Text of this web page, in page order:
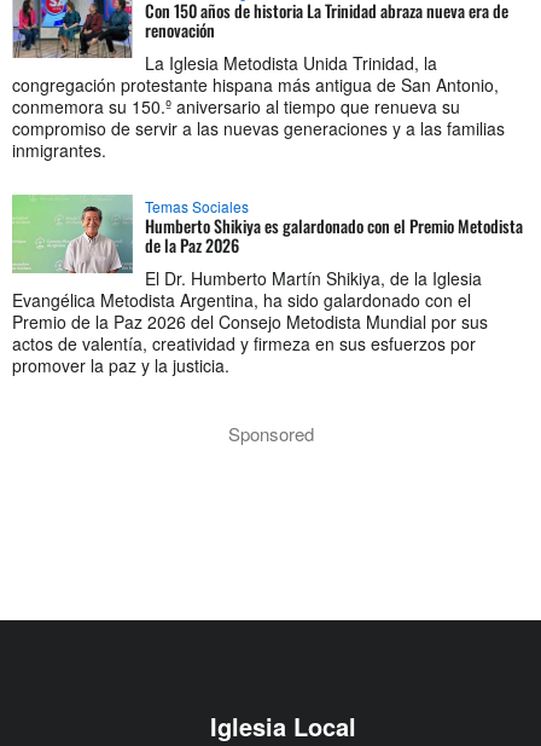
Con 150 años de historia La Trinidad abraza nueva era de
renovación
La Iglesia Metodista Unida Trinidad, la
congregación protestante hispana más antigua de San Antonio,
conmemora su 150.º aniversario al tiempo que renueva su
compromiso de servir a las nuevas generaciones y a las familias
inmigrantes.
Temas Sociales
Humberto Shikiya es galardonado con el Premio Metodista
de la Paz 2026
El Dr. Humberto Martín Shikiya, de la Iglesia
Evangélica Metodista Argentina, ha sido galardonado con el
Premio de la Paz 2026 del Consejo Metodista Mundial por sus
actos de valentía, creatividad y firmeza en sus esfuerzos por
promover la paz y la justicia.
Sponsored
Iglesia Local